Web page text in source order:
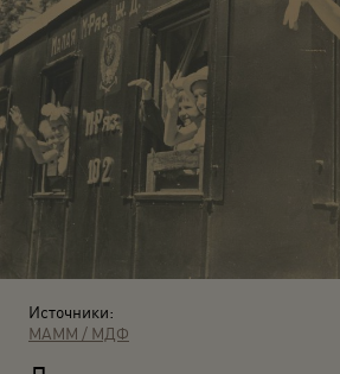
Источники:
МАММ / МДФ